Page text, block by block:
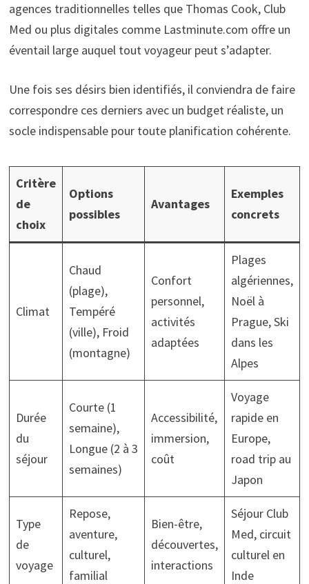
agences traditionnelles telles que Thomas Cook, Club
Med ou plus digitales comme Lastminute.com offre un
éventail large auquel tout voyageur peut s’adapter.
Une fois ses désirs bien identifiés, il conviendra de faire
correspondre ces derniers avec un budget réaliste, un
socle indispensable pour toute planification cohérente.
Critère
de
choix
Options
possibles
Avantages
Exemples
concrets
Climat
Chaud
(plage),
Tempéré
(ville), Froid
(montagne)
Confort
personnel,
activités
adaptées
Plages
algériennes,
Noël à
Prague, Ski
dans les
Alpes
Durée
du
séjour
Courte (1
semaine),
Longue (2 à 3
semaines)
Accessibilité,
immersion,
coût
Voyage
rapide en
Europe,
road trip au
Japon
Type
de
voyage
Repose,
aventure,
culturel,
familial
Bien-être,
découvertes,
interactions
Séjour Club
Med, circuit
culturel en
Inde